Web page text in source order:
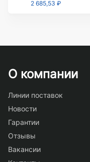
2 685,53 ₽
О компании
Линии поставок
Новости
Гарантии
Отзывы
Вакансии